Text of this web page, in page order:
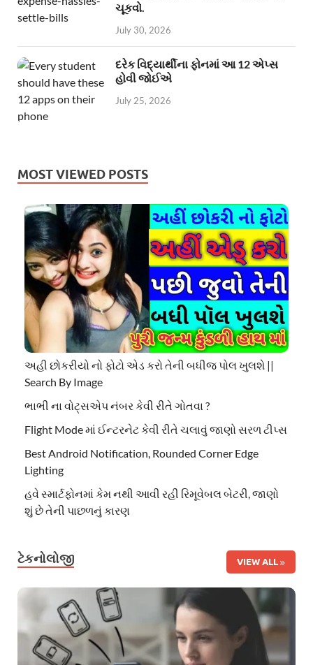
ચૂકવો.
July 30, 2026
દરેક વિદ્યાર્થીના ફોનમાં આ 12 એપ્સ
હોવી જોઈએ
July 25, 2026
MOST VIEWED POSTS
અહી છોકરીયો નો ફોટો એડ કરો તેની બધીજ પોલ ખુલશે ||
Search By Image
ભાભી ના વોટ્સએપ નંબર કેવી રીતે ગોતવા ?
Flight Mode માં ઈન્ટરનેટ કેવી રીતે ચલાવું જાણો સરળ ટીપ્સ
Best Android Notification, Rounded Corner Edge
Lighting
હવે સ્માર્ટફોનમાં કેમ નથી આવી રહી રિમૂવેબલ બેટરી, જાણો
શું છે તેની પાછળનું કારણ
ટેકનોલોજી VIEW ALL